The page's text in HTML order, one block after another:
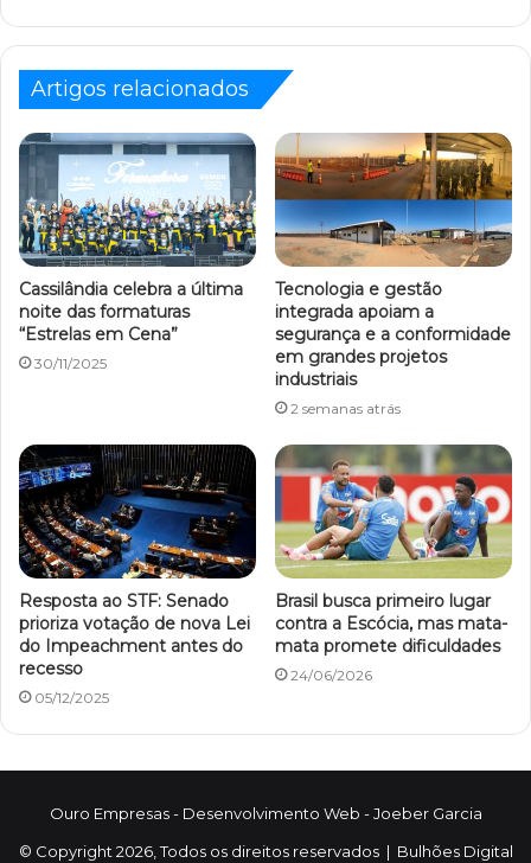
Artigos relacionados
Cassilândia celebra a última
noite das formaturas
“Estrelas em Cena”
30/11/2025
Tecnologia e gestão
integrada apoiam a
segurança e a conformidade
em grandes projetos
industriais
2 semanas atrás
Resposta ao STF: Senado
prioriza votação de nova Lei
do Impeachment antes do
recesso
05/12/2025
Brasil busca primeiro lugar
contra a Escócia, mas mata-
mata promete dificuldades
24/06/2026
Ouro Empresas- Desenvolvimento Web -Joeber Garcia
© Copyright 2026, Todos os direitos reservados | Bulhões Digital